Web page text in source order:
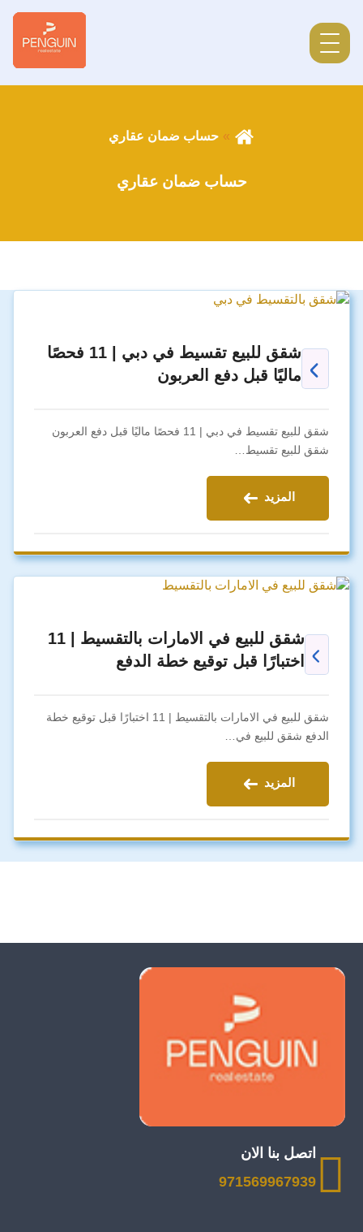
حساب ضمان عقاري
حساب ضمان عقاري
شقق للبيع تقسيط في دبي | 11 فحصًا
ماليًا قبل دفع العربون
شقق للبيع تقسيط في دبي | 11 فحصًا ماليًا قبل دفع العربون
شقق للبيع تقسيط…
المزيد
شقق للبيع في الامارات بالتقسيط | 11
اختبارًا قبل توقيع خطة الدفع
شقق للبيع في الامارات بالتقسيط | 11 اختبارًا قبل توقيع خطة
الدفع شقق للبيع في…
المزيد
اتصل بنا الان
971569967939